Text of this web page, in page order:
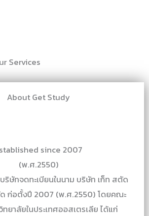
Services
About Get Study
since 2007
(พ.ศ.2550)
ริษัทจดทะเบียนในนาม บริษัท เก็ท สตัด
ด ก่อตั้งปี 2007 (พ.ศ.2550) โดยคณะ
ทยาลัยในประเทศออสเตรเลีย ได้แก่